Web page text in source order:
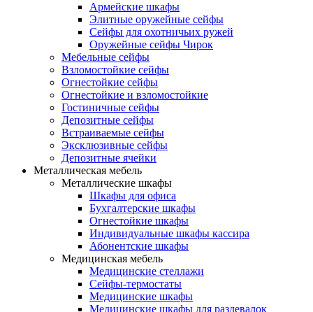
Армейские шкафы
Элитные оружейные сейфы
Сейфы для охотничьих ружей
Оружейные сейфы Чирок
Мебельные сейфы
Взломостойкие сейфы
Огнестойкие сейфы
Огнестойкие и взломостойкие
Гостиничные сейфы
Депозитные сейфы
Встраиваемые сейфы
Эксклюзивные сейфы
Депозитные ячейки
Металлическая мебель
Металлические шкафы
Шкафы для офиса
Бухгалтерские шкафы
Огнестойкие шкафы
Индивидуальные шкафы кассира
Абонентские шкафы
Медицинская мебель
Медицинские стеллажи
Сейфы-термостаты
Медицинские шкафы
Медицинские шкафы для раздевалок